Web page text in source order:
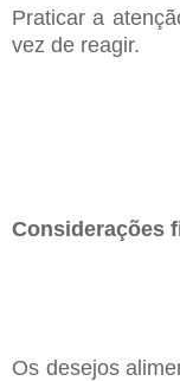
Praticar a
vez de reagir.
Considerações
Os desejos